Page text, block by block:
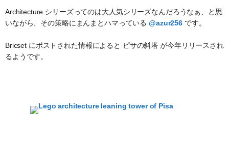
Architecture シリーズってのは大人気シリーズなんだろうなぁ、と思
いながら、その策略にまんまとハマっている@azur256です。
Bricset にポストされた情報によると ピサの斜塔 が今年リリースされ
るようです。